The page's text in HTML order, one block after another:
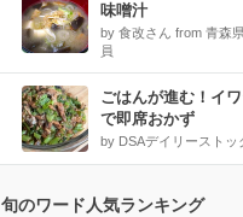
味噌汁
by 食改さん from 青森
員
ごはんが進む！イ
で即席おかず
by DSAデイリーストッ
旬のワード人気ランキング